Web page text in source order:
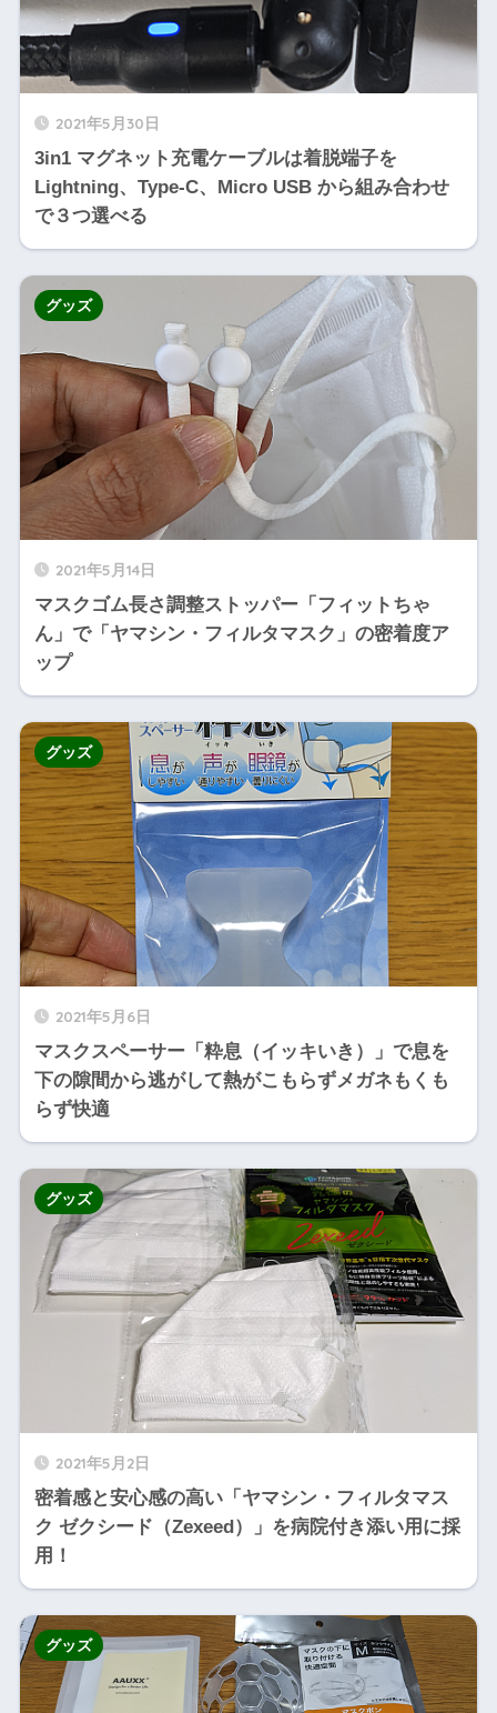
2021年5月30日
3in1 マグネット充電ケーブルは着脱端子を
Lightning、Type-C、Micro USB から組み合わせ
で３つ選べる
2021年5月14日
マスクゴム長さ調整ストッパー「フィットちゃ
ん」で「ヤマシン・フィルタマスク」の密着度ア
ップ
グッズ
2021年5月6日
マスクスペーサー「粋息（イッキいき）」で息を
下の隙間から逃がして熱がこもらずメガネもくも
らず快適
グッズ
2021年5月2日
密着感と安心感の高い「ヤマシン・フィルタマス
ク ゼクシード（Zexeed）」を病院付き添い用に採
用！
グッズ
グッズ